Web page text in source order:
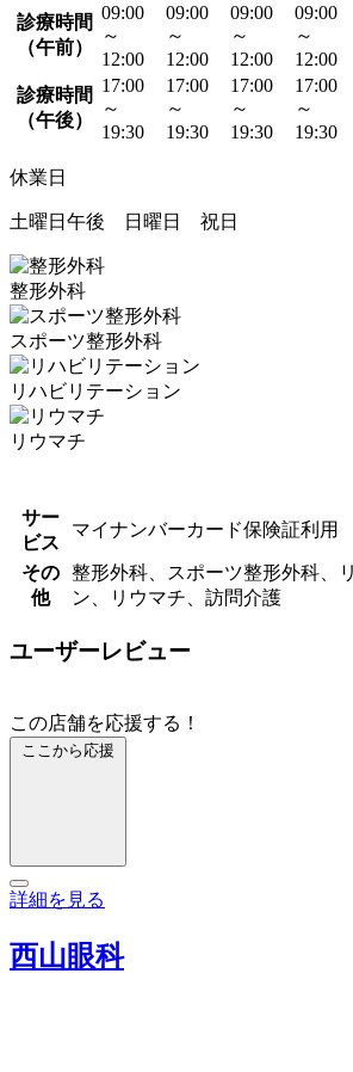
診療時間
（午前）
09:00
～
12:00
09:00
～
12:00
09:00
～
12:00
09:00
～
12:00
診療時間
（午後）
17:00
～
19:30
17:00
～
19:30
17:00
～
19:30
17:00
～
19:30
休業日
土曜日午後 日曜日 祝日
整形外科
スポーツ整形外科
リハビリテーション
リウマチ
サー
ビス
マイナンバーカード保険証利用
その
他
整形外科、スポーツ整形外科、
ン、リウマチ、訪問介護
ユーザーレビュー
この店舗を応援する！
ここから応援
詳細を見る
西山眼科